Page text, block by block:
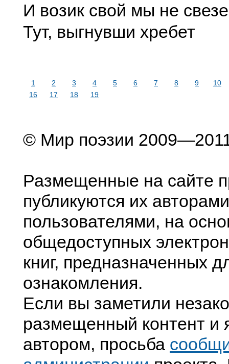
И возик свой мы не
Тут, выгнувши хребет
1 2 3 4 5 6 7 8 9
10
16
17 18 19
© Мир поэзии
Размещенные на сайте
публикуются их
пользователями, на
общедоступных
книг, предназначенных
ознакомления.
Если вы заметили
размещенный контент и
автором, просьба